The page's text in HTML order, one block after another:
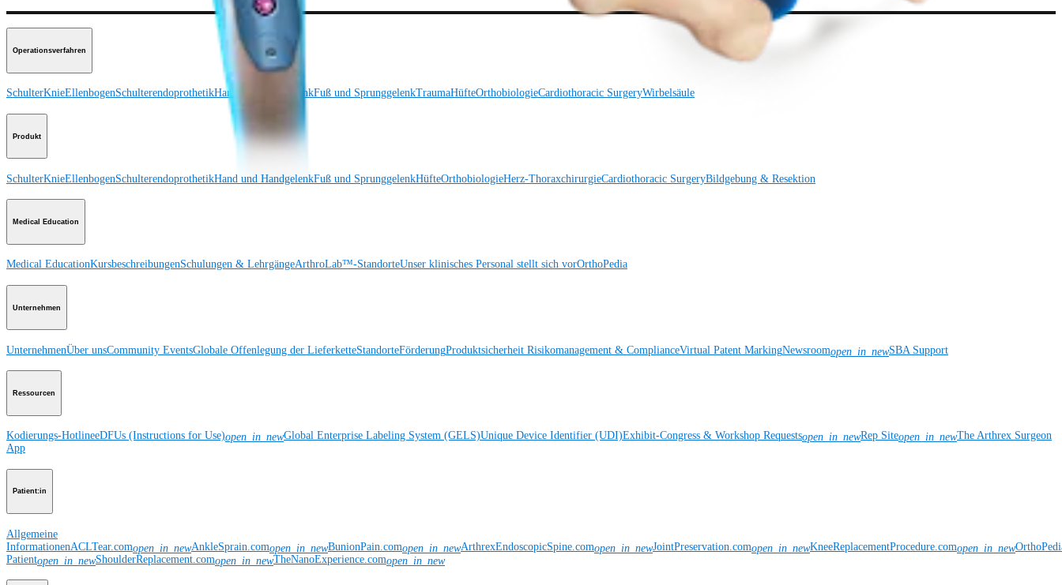
Operationsverfahren
SchulterKnieEllenbogenSchulterendoprothetikHand und HandgelenkFuß und SprunggelenkTraumaHüfteOrthobiologieCardiothoracic SurgeryWirbelsäule
Produkt
SchulterKnieEllenbogenSchulterendoprothetikHand und HandgelenkFuß und SprunggelenkHüfteOrthobiologieHerz-ThoraxchirurgieCardiothoracic SurgeryBildgebung & Resektion
Medical Education
Medical EducationKursbeschreibungenSchulungen & LehrgängeArthroLab™-StandorteUnser klinisches Personal stellt sich vorOrthoPedia
Unternehmen
UnternehmenÜber unsCommunity EventsGlobale Offenlegung der LieferketteStandorteFörderungProduktsicherheit Risikomanagement & ComplianceVirtual Patent MarkingNewsroomopen_in_newSBA Support
Ressourcen
Kodierungs-HotlineeDFUs (Instructions for Use)open_in_newGlobal Enterprise Labeling System (GELS)Unique Device Identifier (UDI)Exhibit-Congress & Workshop Requestsopen_in_newRep Siteopen_in_newThe Arthrex Surgeon
App
Patient:in
Allgemeine
InformationenACLTear.comopen_in_newAnkleSprain.comopen_in_newBunionPain.comopen_in_newArthrexEndoscopicSpine.comopen_in_newJointPreservation.comopen_in_newKneeReplacementProcedure.comopen_in_new
Patientopen_in_newShoulderReplacement.comopen_in_newTheNanoExperience.comopen_in_new